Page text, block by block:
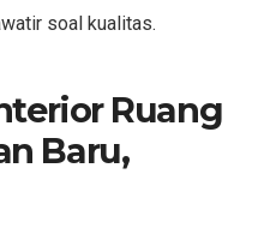
soal kualitas.
Ruang
Baru,